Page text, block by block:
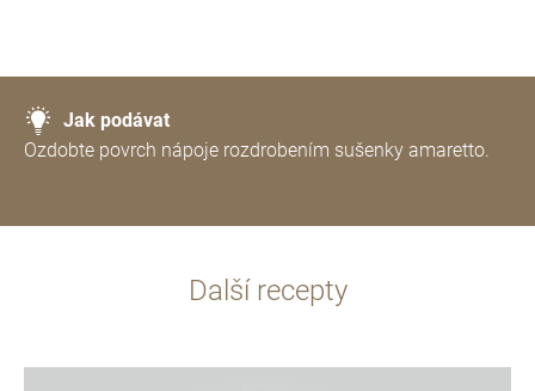
Jak podávat
Ozdobte povrch nápoje rozdrobením sušenky amaretto.
Další recepty